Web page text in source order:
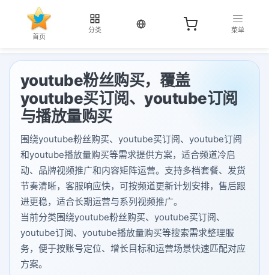
首页
分类
当前语言：中文
菜单
youtube粉丝购买，覆盖
youtube买订阅、youtube订阅
与播放量购买
围绕youtube粉丝购买、youtube买订阅、youtube订阅
和youtube播放量购买等需求提供方案，适合频道冷启
动、品牌视频推广和内容矩阵运营。支持多档套餐、发货
节奏清晰，客服响应快，可按频道更新计划安排，售后跟
进更稳，适合长期运营与系列视频推广。
当前分类围绕youtube粉丝购买、youtube买订阅、
youtube订阅、youtube播放量购买等搜索需求整理服
务，便于按账号定位、增长目标和运营场景快速匹配对应
方案。